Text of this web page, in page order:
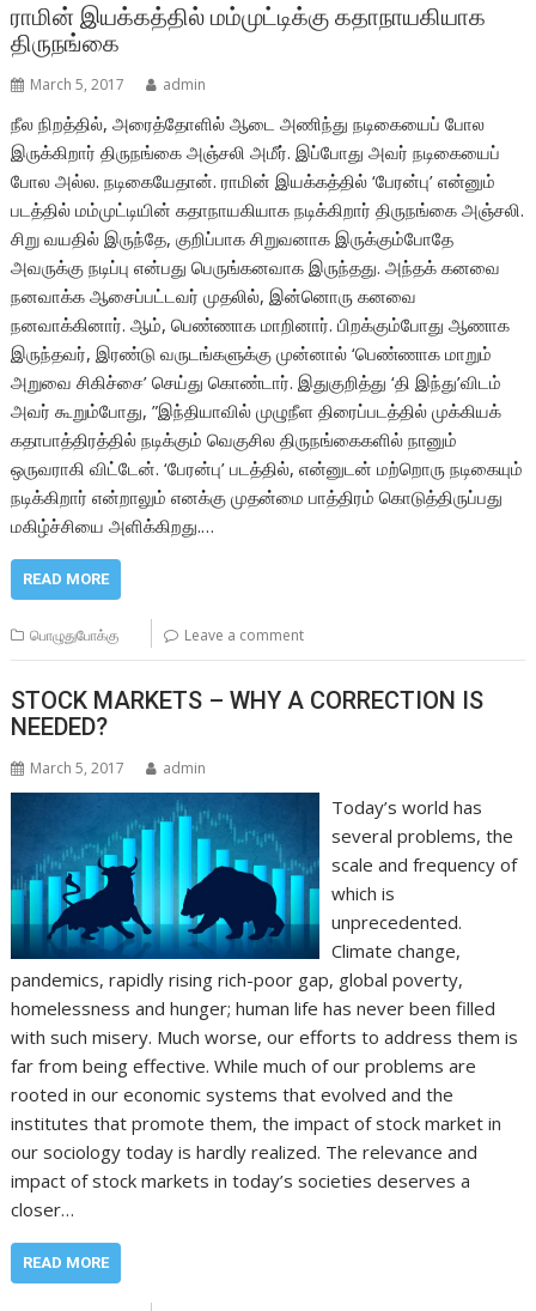
ராமின் இயக்கத்தில் மம்முட்டிக்கு கதாநாயகியாக
திருநங்கை
March 5, 2017 admin
நீல நிறத்தில், அரைத்தோளில் ஆடை அணிந்து நடிகையைப் போல
இருக்கிறார் திருநங்கை அஞ்சலி அமீர். இப்போது அவர் நடிகையைப்
போல அல்ல. நடிகையேதான். ராமின் இயக்கத்தில் ‘பேரன்பு’ என்னும்
படத்தில் மம்முட்டியின் கதாநாயகியாக நடிக்கிறார் திருநங்கை அஞ்சலி.
சிறு வயதில் இருந்தே, குறிப்பாக சிறுவனாக இருக்கும்போதே
அவருக்கு நடிப்பு என்பது பெருங்கனவாக இருந்தது. அந்தக் கனவை
நனவாக்க ஆசைப்பட்டவர் முதலில், இன்னொரு கனவை
நனவாக்கினார். ஆம், பெண்ணாக மாறினார். பிறக்கும்போது ஆணாக
இருந்தவர், இரண்டு வருடங்களுக்கு முன்னால் ‘பெண்ணாக மாறும்
அறுவை சிகிச்சை’ செய்து கொண்டார். இதுகுறித்து ‘தி இந்து’விடம்
அவர் கூறும்போது, ”இந்தியாவில் முழுநீள திரைப்படத்தில் முக்கியக்
கதாபாத்திரத்தில் நடிக்கும் வெகுசில திருநங்கைகளில் நானும்
ஒருவராகி விட்டேன். ‘பேரன்பு’ படத்தில், என்னுடன் மற்றொரு நடிகையும்
நடிக்கிறார் என்றாலும் எனக்கு முதன்மை பாத்திரம் கொடுத்திருப்பது
மகிழ்ச்சியை அளிக்கிறது.…
READ MORE
பொழுதுபோக்கு Leave a comment
STOCK MARKETS – WHY A CORRECTION IS
NEEDED?
March 5, 2017 admin
Today’s world has
several problems, the
scale and frequency of
which is
unprecedented.
Climate change,
pandemics, rapidly rising rich-poor gap, global poverty,
homelessness and hunger; human life has never been filled
with such misery. Much worse, our efforts to address them is
far from being effective. While much of our problems are
rooted in our economic systems that evolved and the
institutes that promote them, the impact of stock market in
our sociology today is hardly realized. The relevance and
impact of stock markets in today’s societies deserves a
closer…
READ MORE